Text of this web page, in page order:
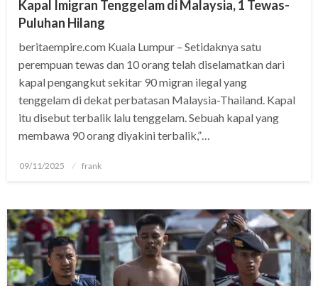
Kapal Imigran Tenggelam di Malaysia, 1 Tewas-
Puluhan Hilang
beritaempire.com Kuala Lumpur – Setidaknya satu
perempuan tewas dan 10 orang telah diselamatkan dari
kapal pengangkut sekitar 90 migran ilegal yang
tenggelam di dekat perbatasan Malaysia-Thailand. Kapal
itu disebut terbalik lalu tenggelam. Sebuah kapal yang
membawa 90 orang diyakini terbalik,”…
Posted
09/11/2025 frank